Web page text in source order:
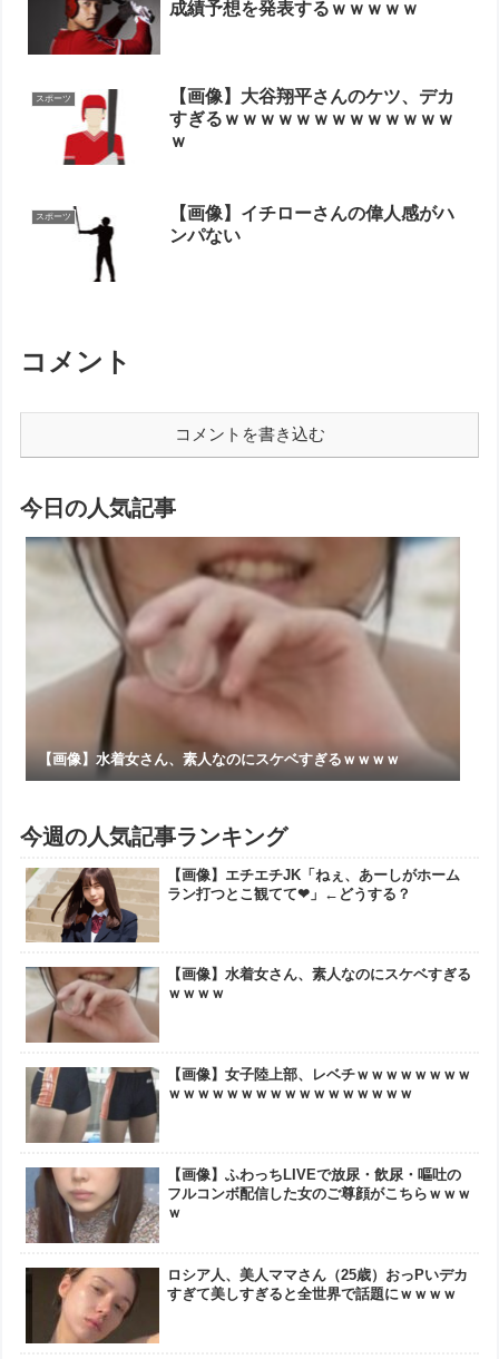
成績予想を発表するｗｗｗｗｗ
スポーツ
【画像】大谷翔平さんのケツ、デカ
すぎるｗｗｗｗｗｗｗｗｗｗｗｗｗ
ｗ
スポーツ
【画像】イチローさんの偉人感がハ
ンパない
コメント
コメントを書き込む
今日の人気記事
【画像】水着女さん、素人なのにスケベすぎるｗｗｗｗ
今週の人気記事ランキング
【画像】エチエチJK「ねぇ、あーしがホーム
ラン打つとこ観てて❤」←どうする？
【画像】水着女さん、素人なのにスケベすぎる
ｗｗｗｗ
【画像】女子陸上部、レベチｗｗｗｗｗｗｗｗ
ｗｗｗｗｗｗｗｗｗｗｗｗｗｗｗｗｗ
【画像】ふわっちLIVEで放尿・飲尿・嘔吐の
フルコンボ配信した女のご尊顔がこちらｗｗｗ
ｗ
ロシア人、美人ママさん（25歳）おっPいデカ
すぎて美しすぎると全世界で話題にｗｗｗｗ